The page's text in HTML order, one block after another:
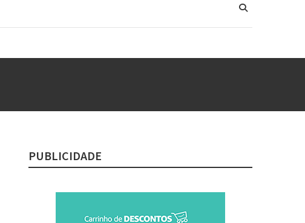
PUBLICIDADE